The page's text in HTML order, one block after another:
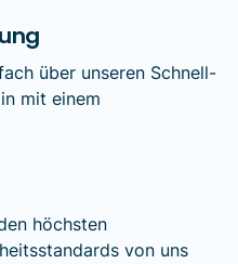
über unseren Schnell-
mit einem
höchsten
von uns